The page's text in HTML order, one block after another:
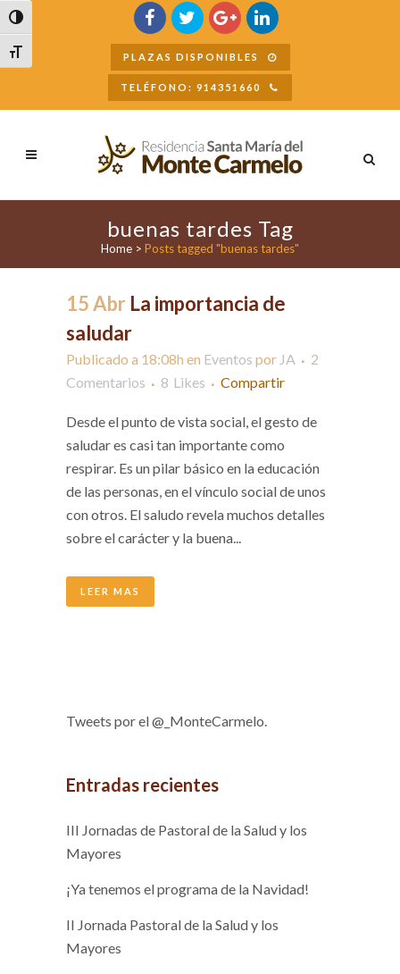
Alternar alto contraste
Alternar tamaño de letra
Buscar
PLAZAS DISPONIBLES
TELÉFONO: 914351660
buenas tardes Tag
Home > Posts tagged "buenas tardes"
15 Abr La importancia de
saludar
Publicado a 18:08h en Eventos por JA
2
Comentarios
8 Likes Compartir
Desde el punto de vista social, el gesto de
saludar es casi tan importante como
respirar. Es un pilar básico en la educación
de las personas, en el vínculo social de unos
con otros. El saludo revela muchos detalles
sobre el carácter y la buena...
LEER MAS
Tweets por el @_MonteCarmelo.
Entradas recientes
III Jornadas de Pastoral de la Salud y los
Mayores
¡Ya tenemos el programa de la Navidad!
II Jornada Pastoral de la Salud y los
Mayores